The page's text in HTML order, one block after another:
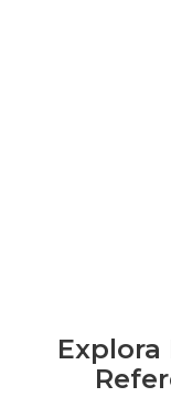
Explora